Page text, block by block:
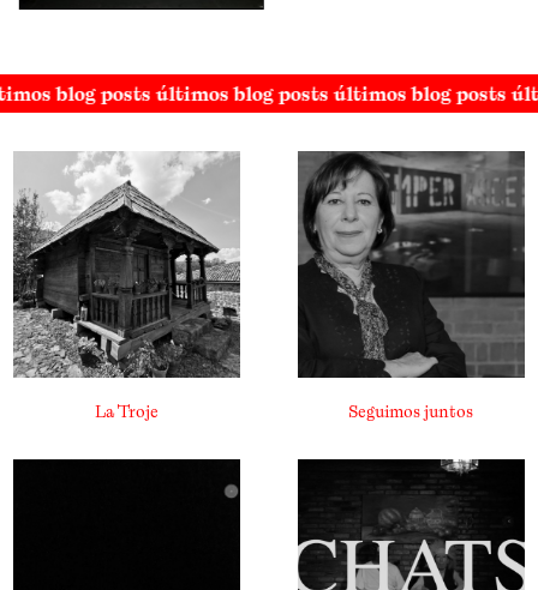
blog posts últimos blog posts últimos blog posts
La Troje Seguimos juntos